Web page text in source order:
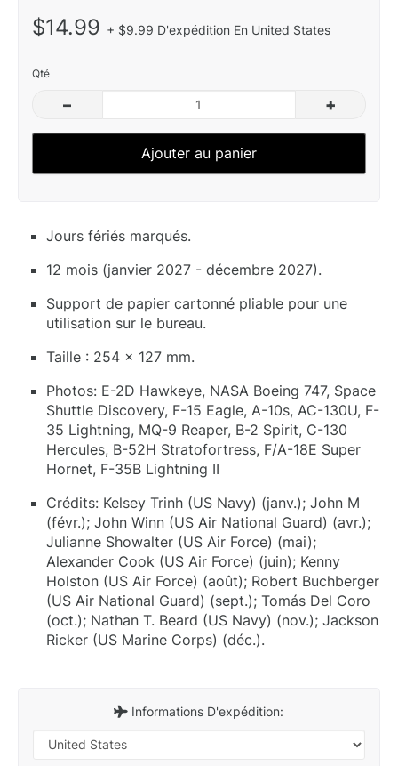
$14.99 + $9.99 D'expédition En United States
Qté
– +
Ajouter au panier
Jours fériés marqués.
12 mois (janvier 2027 - décembre 2027).
Support de papier cartonné pliable pour une
utilisation sur le bureau.
Taille : 254 x 127 mm.
Photos: E-2D Hawkeye, NASA Boeing 747, Space
Shuttle Discovery, F-15 Eagle, A-10s, AC-130U, F-
35 Lightning, MQ-9 Reaper, B-2 Spirit, C-130
Hercules, B-52H Stratofortress, F/A-18E Super
Hornet, F-35B Lightning II
Crédits: Kelsey Trinh (US Navy) (janv.); John M
(févr.); John Winn (US Air National Guard) (avr.);
Julianne Showalter (US Air Force) (mai);
Alexander Cook (US Air Force) (juin); Kenny
Holston (US Air Force) (août); Robert Buchberger
(US Air National Guard) (sept.); Tomás Del Coro
(oct.); Nathan T. Beard (US Navy) (nov.); Jackson
Ricker (US Marine Corps) (déc.).
Informations D'expédition: